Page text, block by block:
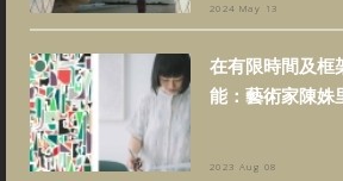
2024 May 13
在有限時間及框
能：藝術家陳姝
2023 Aug 08